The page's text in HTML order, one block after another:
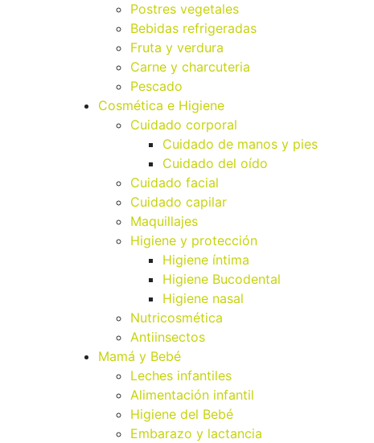
Postres vegetales
Bebidas refrigeradas
Fruta y verdura
Carne y charcuteria
Pescado
Cosmética e Higiene
Cuidado corporal
Cuidado de manos y pies
Cuidado del oído
Cuidado facial
Cuidado capilar
Maquillajes
Higiene y protección
Higiene íntima
Higiene Bucodental
Higiene nasal
Nutricosmética
Antiinsectos
Mamá y Bebé
Leches infantiles
Alimentación infantil
Higiene del Bebé
Embarazo y lactancia